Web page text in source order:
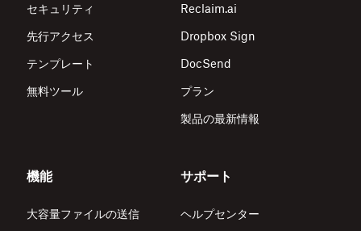
セキュリティ
先行アクセス
テンプレート
無料ツール
Reclaim.ai
Dropbox Sign
DocSend
プラン
製品の最新情報
機能
大容量ファイルの送信
サポート
ヘルプセンター